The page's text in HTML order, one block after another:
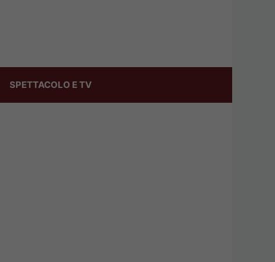
SPETTACOLO E TV